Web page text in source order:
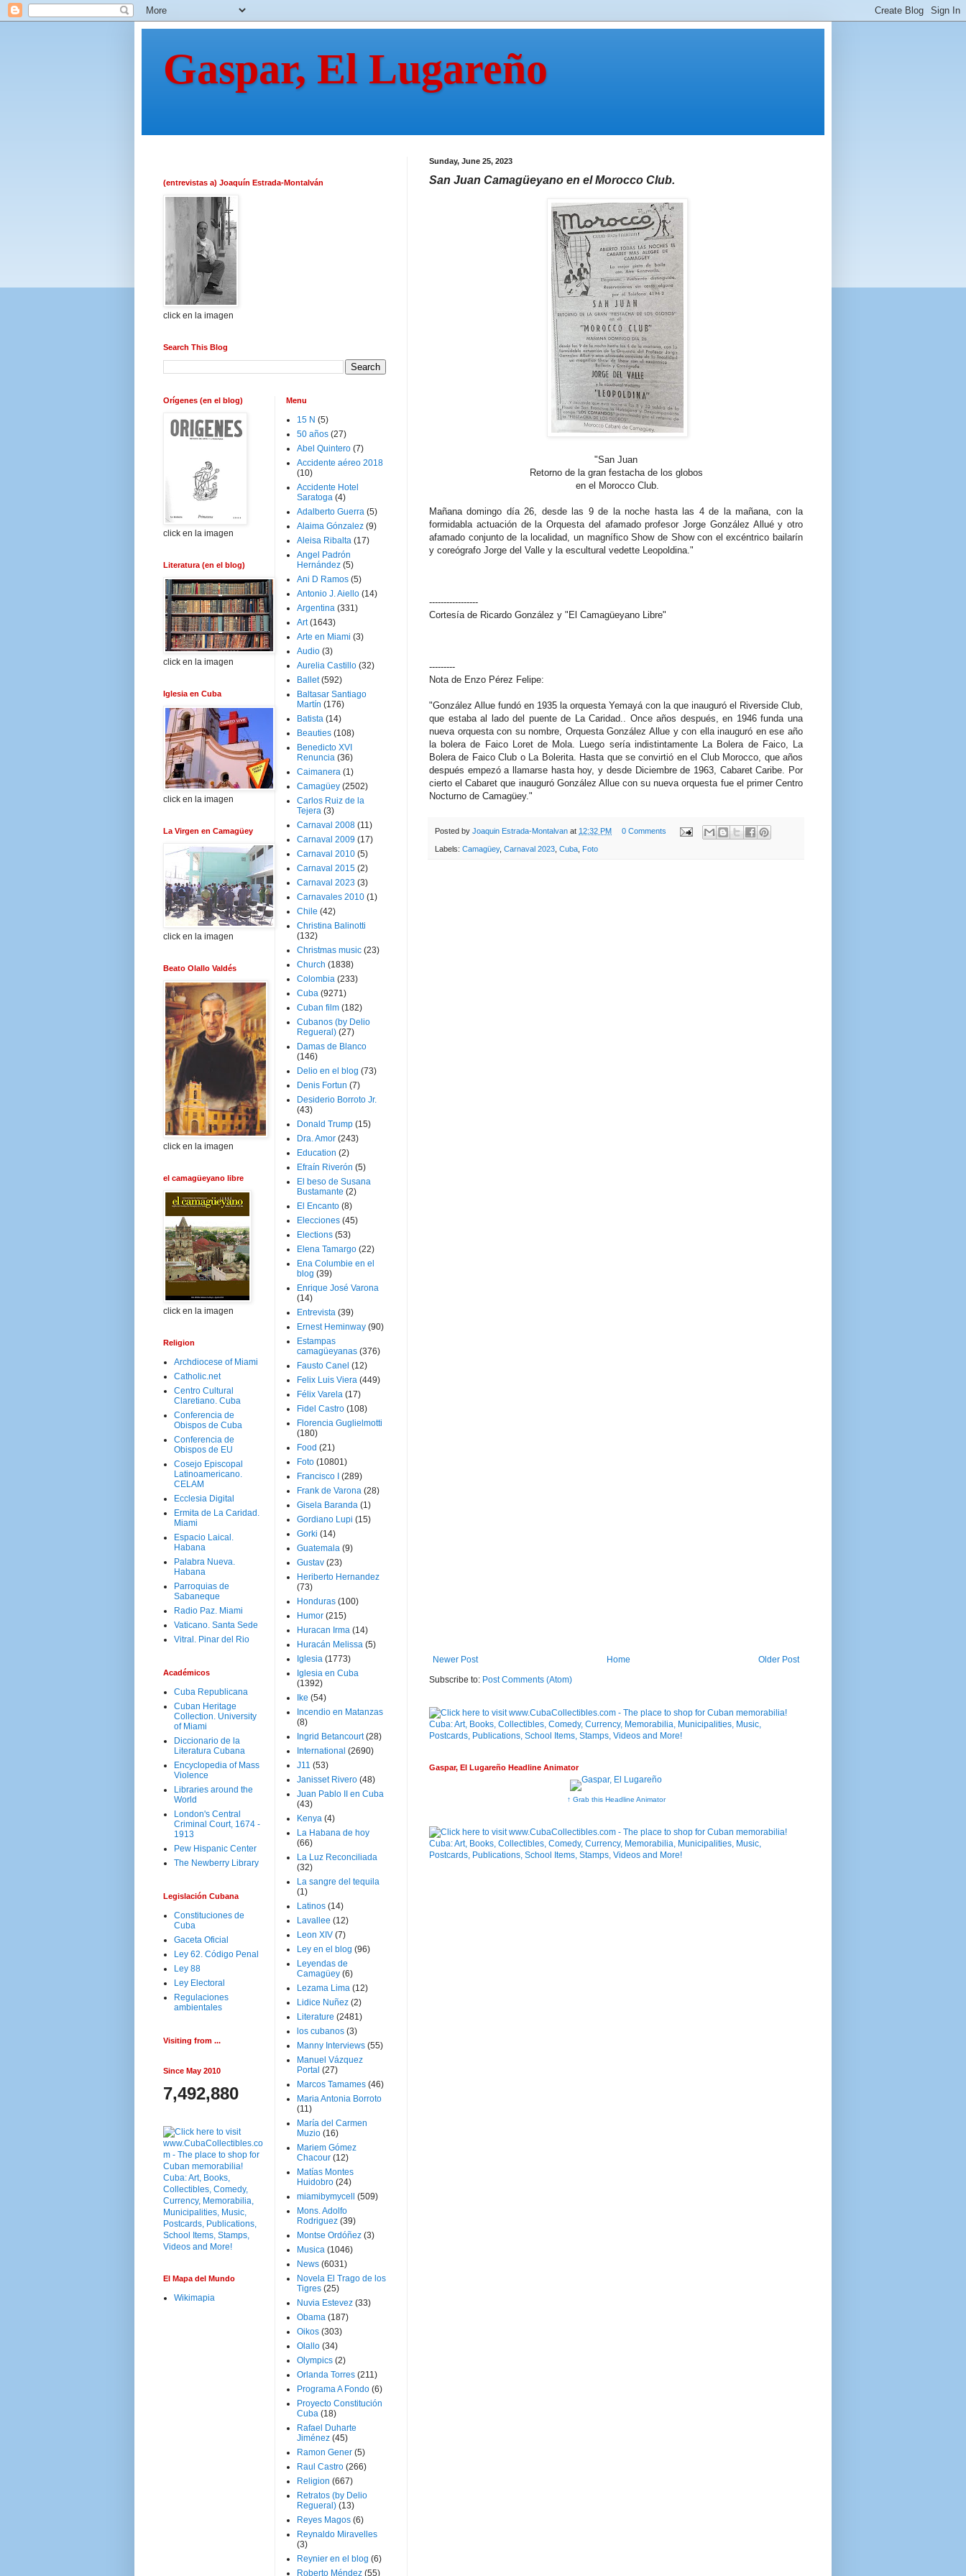
Gaspar, El Lugareño
Sunday, June 25, 2023
San Juan Camagüeyano en el Morocco Club.
"San Juan
Retorno de la gran festacha de los globos
en el Morocco Club.
Mañana domingo día 26, desde las 9 de la noche hasta las 4 de la mañana, con la
formidabla actuación de la Orquesta del afamado profesor Jorge González Allué y otro
afamado conjunto de la localidad, un magnífico Show de Show con el excéntrico bailarín
y coreógrafo Jorge del Valle y la escultural vedette Leopoldina."
-----------------
Cortesía de Ricardo González y "El Camagüeyano Libre"
---------
Nota de Enzo Pérez Felipe:
"González Allue fundó en 1935 la orquesta Yemayá con la que inauguró el Riverside Club,
que estaba al lado del puente de La Caridad.. Once años después, en 1946 funda una
nueva orquesta con su nombre, Orquesta González Allue y con ella inauguró en ese año
la bolera de Faico Loret de Mola. Luego sería indistintamente La Bolera de Faico, La
Bolera de Faico Club o La Bolerita. Hasta que se convirtió en el Club Morocco, que años
después empezó a llamarse hasta hoy, y desde Diciembre de 1963, Cabaret Caribe. Por
cierto el Cabaret que inauguró González Allue con su nueva orquesta fue el primer Centro
Nocturno de Camagüey."
Posted by Joaquin Estrada-Montalvan at 12:32 PM 0 Comments
Labels: Camagüey, Carnaval 2023 Cuba Foto
Newer Post Older Post
Home
Subscribe to: Post Comments (Atom)
Gaspar, El Lugareño Headline Animator
↑ Grab this Headline Animator
(entrevistas a) Joaquín Estrada-Montalván
click en la imagen
Search This Blog
Orígenes (en el blog)
click en la imagen
Literatura (en el blog)
click en la imagen
Iglesia en Cuba
click en la imagen
La Virgen en Camagüey
click en la imagen
Beato Olallo Valdés
click en la imagen
el camagüeyano libre
click en la imagen
Religion
Archdiocese of Miami
Catholic.net
Centro Cultural
Claretiano. Cuba
Conferencia de
Obispos de Cuba
Conferencia de
Obispos de EU
Cosejo Episcopal
Latinoamericano.
CELAM
Ecclesia Digital
Ermita de La Caridad.
Miami
Espacio Laical.
Habana
Palabra Nueva.
Habana
Parroquias de
Sabaneque
Radio Paz. Miami
Vaticano. Santa Sede
Vitral. Pinar del Rio
Académicos
Cuba Republicana
Cuban Heritage
Collection. University
of Miami
Diccionario de la
Literatura Cubana
Encyclopedia of Mass
Violence
Libraries around the
World
London's Central
Criminal Court, 1674 -
1913
Pew Hispanic Center
The Newberry Library
Legislación Cubana
Constituciones de
Cuba
Gaceta Oficial
Ley 62. Código Penal
Ley 88
Ley Electoral
Regulaciones
ambientales
Visiting from ...
Since May 2010
7,492,880
El Mapa del Mundo
Wikimapia
Menu
15 N (5)
50 años (27)
Abel Quintero (7)
Accidente aéreo 2018
(10)
Accidente Hotel
Saratoga (4)
Adalberto Guerra (5)
Alaima Gónzalez (9)
Aleisa Ribalta (17)
Angel Padrón
Hernández (5)
Ani D Ramos (5)
Antonio J. Aiello (14)
Argentina (331)
Art (1643)
Arte en Miami (3)
Audio (3)
Aurelia Castillo (32)
Ballet (592)
Baltasar Santiago
Martín (176)
Batista (14)
Beauties (108)
Benedicto XVI
Renuncia (36)
Caimanera (1)
Camagüey (2502)
Carlos Ruiz de la
Tejera (3)
Carnaval 2008 (11)
Carnaval 2009 (17)
Carnaval 2010 (5)
Carnaval 2015 (2)
Carnaval 2023 (3)
Carnavales 2010 (1)
Chile (42)
Christina Balinotti
(132)
Christmas music (23)
Church (1838)
Colombia (233)
Cuba (9271)
Cuban film (182)
Cubanos (by Delio
Regueral) (27)
Damas de Blanco
(146)
Delio en el blog (73)
Denis Fortun (7)
Desiderio Borroto Jr.
(43)
Donald Trump (15)
Dra. Amor (243)
Education (2)
Efraín Riverón (5)
El beso de Susana
Bustamante (2)
El Encanto (8)
Elecciones (45)
Elections (53)
Elena Tamargo (22)
Ena Columbie en el
blog (39)
Enrique José Varona
(14)
Entrevista (39)
Ernest Heminway (90)
Estampas
camagüeyanas (376)
Fausto Canel (12)
Felix Luis Viera (449)
Félix Varela (17)
Fidel Castro (108)
Florencia Guglielmotti
(180)
Food (21)
Foto (10801)
Francisco I
(289)
Frank de Varona (28)
Gisela Baranda (1)
Gordiano Lupi (15)
Gorki (14)
Guatemala (9)
Gustav (23)
Heriberto Hernandez
(73)
Honduras (100)
Humor (215)
Huracan Irma (14)
Huracán Melissa (5)
Iglesia (1773)
Iglesia en Cuba
(1392)
Ike (54)
Incendio en Matanzas
(8)
Ingrid Betancourt (28)
International (2690)
J11 (53)
Janisset Rivero (48)
Juan Pablo II en Cuba
(43)
Kenya (4)
La Habana de hoy
(66)
La Luz Reconciliada
(32)
La sangre del tequila
(1)
Latinos (14)
Lavallee (12)
Leon XIV (7)
Ley en el blog (96)
Leyendas de
Camagüey (6)
Lezama Lima (12)
Lidice Nuñez (2)
Literature (2481)
los cubanos (3)
Manny Interviews (55)
Manuel Vázquez
Portal (27)
Marcos Tamames (46)
Maria Antonia Borroto
(11)
María del Carmen
Muzio (16)
Mariem Gómez
Chacour (12)
Matías Montes
Huidobro (24)
miamibymycell
(509)
Mons. Adolfo
Rodriguez (39)
Montse Ordóñez (3)
Musica (1046)
News (6031)
Novela El Trago de los
Tigres (25)
Nuvia Estevez (33)
Obama (187)
Oikos (303)
Olallo (34)
Olympics (2)
Orlanda Torres (211)
Programa A Fondo (6)
Proyecto Constitución
Cuba (18)
Rafael Duharte
Jiménez (45)
Ramon Gener (5)
Raul Castro (266)
Religion (667)
Retratos (by Delio
Regueral) (13)
Reyes Magos (6)
Reynaldo Miravelles
(3)
Reynier en el blog (6)
Roberto Méndez (55)